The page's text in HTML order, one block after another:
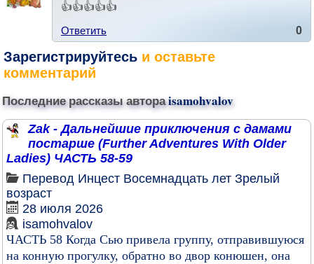
👍👍👍👍👍
Ответить
0
Зарегистрируйтесь и оставьте
комментарий
Последние рассказы автораisamohvalov
Zak - Дальнейшие приключения с дамами
постарше (Further Adventures With Older
Ladies) ЧАСТЬ 58-59
Перевод Инцест Восемнадцать лет Зрелый
возраст
28 июля 2026
isamohvalov
ЧАСТЬ 58 Когда Сью привела группу, отправившуюся
на конную прогулку, обратно во двор конюшен, она